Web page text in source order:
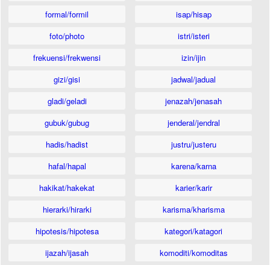
formal/formil
foto/photo
frekuensi/frekwensi
gizi/gisi
gladi/geladi
gubuk/gubug
hadis/hadist
hafal/hapal
hakikat/hakekat
hierarki/hirarki
hipotesis/hipotesa
ijazah/ijasah
isap/hisap
istri/isteri
izin/ijin
jadwal/jadual
jenazah/jenasah
jenderal/jendral
justru/justeru
karena/karna
karier/karir
karisma/kharisma
kategori/katagori
komoditi/komoditas